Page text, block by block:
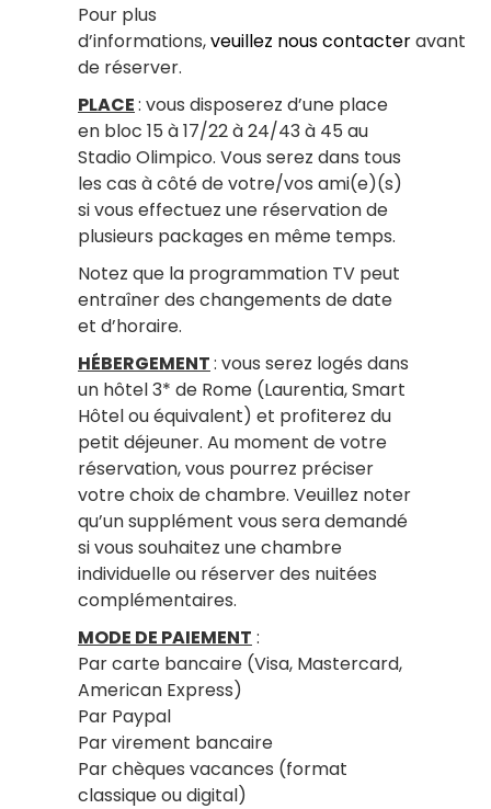
Pour plus
d’informations,veuillez nous contacteravant
de réserver.
PLACE: vous disposerez d’une place
en bloc 15 à 17/22 à 24/43 à 45 au
Stadio Olimpico. Vous serez dans tous
les cas à côté de votre/vos ami(e)(s)
si vous effectuez une réservation de
plusieurs packages en même temps.
Notez que la programmation TV peut
entraîner des changements de date
et d’horaire.
HÉBERGEMENT: vous serez logés dans
un hôtel 3* de Rome (Laurentia, Smart
Hôtel ou équivalent) et profiterez du
petit déjeuner. Au moment de votre
réservation, vous pourrez préciser
votre choix de chambre. Veuillez noter
qu’un supplément vous sera demandé
si vous souhaitez une chambre
individuelle ou réserver des nuitées
complémentaires.
MODE DE PAIEMENT :
Par carte bancaire (Visa, Mastercard,
American Express)
Par Paypal
Par virement bancaire
Par chèques vacances (format
classique ou digital)